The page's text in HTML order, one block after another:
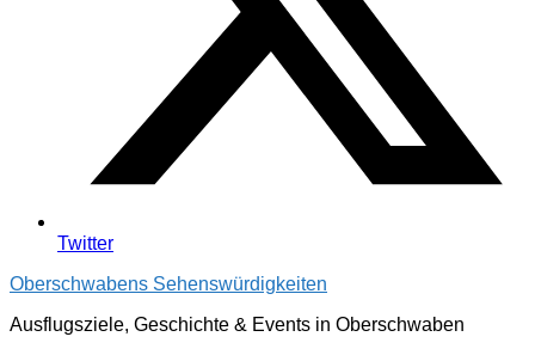
Twitter
Oberschwabens Sehenswürdigkeiten
Ausflugsziele, Geschichte & Events in Oberschwaben